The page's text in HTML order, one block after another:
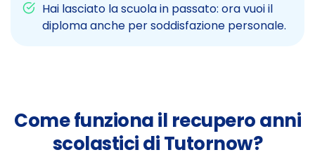
Hai lasciato la scuola in passato: ora vuoi il
diploma anche per soddisfazione personale.
Come funziona il recupero anni
scolastici di Tutornow?